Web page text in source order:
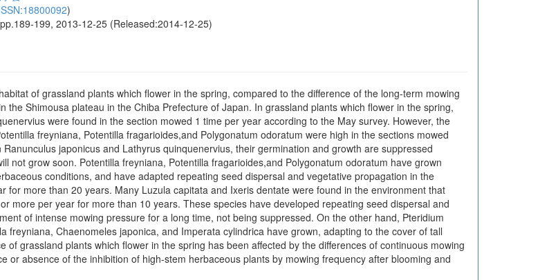
亜理沙 長谷川 雅美 宮下 直
会
of grassland plants which flower in the spring, compared to the difference of the long-term mowing
Shimousa plateau in the Chiba Prefecture of Japan. In grassland plants which flower in the spring,
were found in the section mowed 1 time per year according to the May survey. However, the
freyniana, Potentilla fragarioides,and Polygonatum odoratum were high in the sections mowed
japonicus and Lathyrus quinquenervius, their germination and growth are suppressed
not grow soon. Potentilla freyniana, Potentilla fragarioides,and Polygonatum odoratum have grown
conditions, and have adapted repeating seed dispersal and vegetative propagation in the
for more than 20 years. Many Luzula capitata and Ixeris dentate were found in the environment that
more per year for more than 10 years. These species have developed repeating seed dispersal and
of intense mowing pressure for a long time, not being suppressed. On the other hand, Pteridium
freyniana, Chaenomeles japonica, and Imperata cylindrica have grown, adapting to the cover of tall